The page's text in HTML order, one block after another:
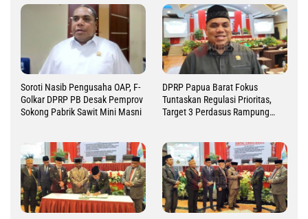
Soroti Nasib Pengusaha OAP, F-
Golkar DPRP PB Desak Pemprov
Sokong Pabrik Sawit Mini Masni
DPRP Papua Barat Fokus
Tuntaskan Regulasi Prioritas,
Target 3 Perdasus Rampung